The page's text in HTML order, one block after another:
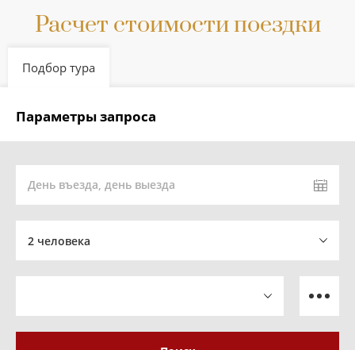
Расчет стоимости поездки
Подбор тура
Параметры запроса
День въезда, день выезда
2 человека